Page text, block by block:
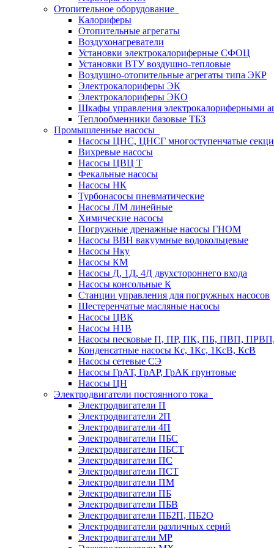
Отопительное оборудование
Калориферы
Отопительные агрегаты
Воздухонагреватели
Установки электрокалориферные СФОЦ
Установки ВТУ воздушно-тепловые
Воздушно-отопительные агрегаты типа ЭКР
Электрокалориферы ЭК
Электрокалориферы ЭКО
Шкафы управления электрокалориферными
Теплообменники базовые ТБЗ
Промышленные насосы
Насосы ЦНС, ЦНСГ многоступенчатые
Вихревые насосы
Насосы ЦВЦ Т
Фекальные насосы
Насосы НК
Турбонасосы пневматические
Насосы ЛМ линейные
Химические насосы
Погружные дренажные насосы ГНОМ
Насосы ВВН вакуумные водокольцевые
Насосы Нку
Насосы КМ
Насосы Д, 1Д, 4Д двухстороннего входа
Насосы консольные К
Станции управления для погружных насосов
Шестеренчатые масляные насосы
Насосы ЦВК
Насосы Н1В
Насосы песковые П, ПР, ПК, ПБ, ПВП,
Конденсатные насосы Кс, 1Кс, 1КсВ, КсВ
Насосы сетевые СЭ
Насосы ГрАТ, ГрАР, ГрАК грунтовые
Насосы ЦН
Электродвигатели постоянного тока
Электродвигатели П
Электродвигатели 2П
Электродвигатели 4П
Электродвигатели ПБС
Электродвигатели ПБСТ
Электродвигатели ПС
Электродвигатели ПСТ
Электродвигатели ПМ
Электродвигатели ПБ
Электродвигатели ПБВ
Электродвигатели ПБ2П, ПБ2О
Электродвигатели различных серий
Электродвигатели МР